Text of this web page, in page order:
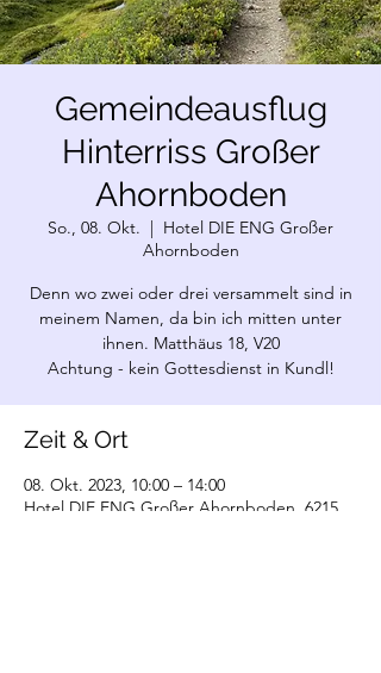
Gemeindeausflug
Hinterriss Großer
Ahornboden
So., 08. Okt.
  |
Hotel DIE ENG Großer
Ahornboden
Denn wo zwei oder drei versammelt sind in
meinem Namen, da bin ich mitten unter
ihnen. Matthäus 18, V20
Achtung - kein Gottesdienst in Kundl!
Zeit & Ort
08. Okt. 2023, 10:00 – 14:00
Hotel DIE ENG Großer Ahornboden, 6215